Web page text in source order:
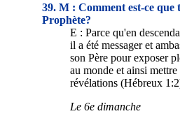
39. M : Comment est-ce que
Prophète?
E : Parce qu'en
il a été messager et
son Père pour exposer
au monde et ainsi
révélations (Hébreux
Le 6e dimanche